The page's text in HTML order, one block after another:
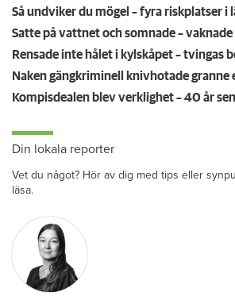
Din lokala reporter
Vet du något? Hör av dig med tips eller
läsa.